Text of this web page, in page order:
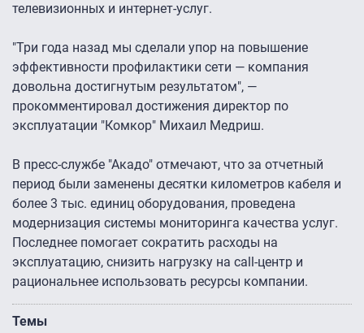
телевизионных и интернет-услуг.
"Три года назад мы сделали упор на повышение
эффективности профилактики сети — компания
довольна достигнутым результатом", —
прокомментировал достижения директор по
эксплуатации "Комкор" Михаил Медриш.
В пресс-службе "Акадо" отмечают, что за отчетный
период были заменены десятки километров кабеля и
более 3 тыс. единиц оборудования, проведена
модернизация системы мониторинга качества услуг.
Последнее помогает сократить расходы на
эксплуатацию, снизить нагрузку на call-центр и
рациональнее использовать ресурсы компании.
Темы